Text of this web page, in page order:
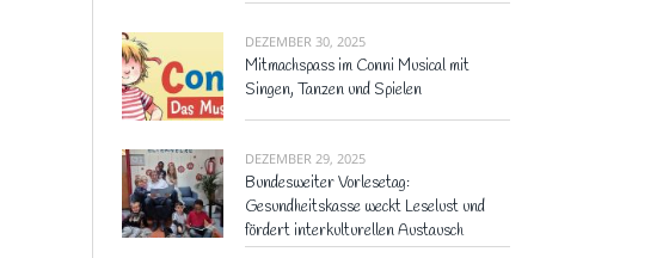
DEZEMBER 30, 2025
Mitmachspass im Conni Musical mit
Singen, Tanzen und Spielen
DEZEMBER 29, 2025
Bundesweiter Vorlesetag:
Gesundheitskasse weckt Leselust und
fördert interkulturellen Austausch